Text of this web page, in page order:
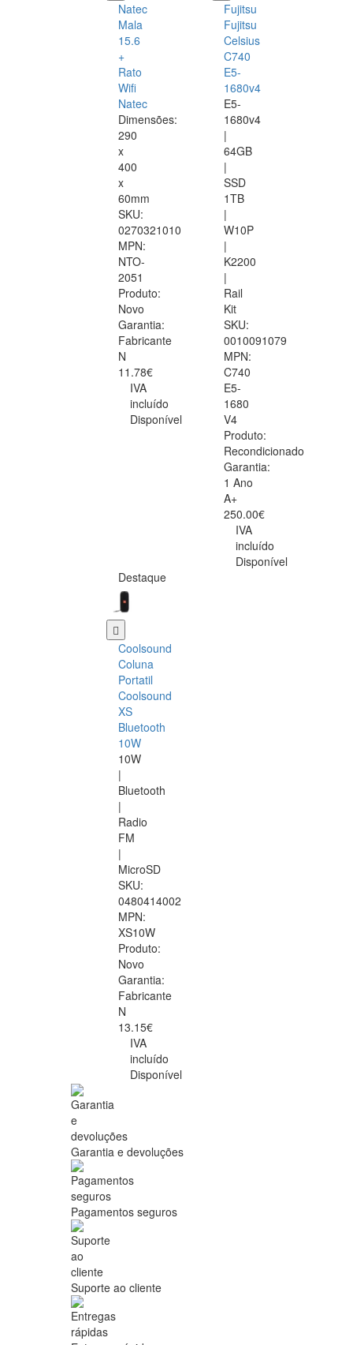
Natec
Mala
15.6
+
Rato
Wifi
Natec
Dimensões:
290
x
400
x
60mm
SKU:
0270321010
MPN:
NTO-
2051
Produto:
Novo
Garantia:
Fabricante
N
11.78€
IVA
incluído
Disponível
Fujitsu
Fujitsu
Celsius
C740
E5-
1680v4
E5-
1680v4
|
64GB
|
SSD
1TB
|
W10P
|
K2200
|
Rail
Kit
SKU:
0010091079
MPN:
C740
E5-
1680
V4
Produto:
Recondicionado
Garantia:
1 Ano
A+
250.00€
IVA
incluído
Disponível
Destaque
Coolsound
Coluna
Portatil
Coolsound
XS
Bluetooth
10W
10W
|
Bluetooth
|
Radio
FM
|
MicroSD
SKU:
0480414002
MPN:
XS10W
Produto:
Novo
Garantia:
Fabricante
N
13.15€
IVA
incluído
Disponível
Garantia e devoluções
Pagamentos seguros
Suporte ao cliente